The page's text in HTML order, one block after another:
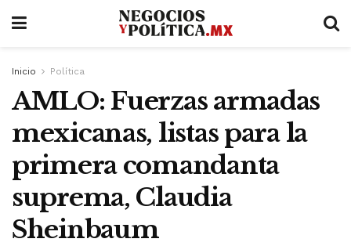
Inicio Política
AMLO: Fuerzas armadas
mexicanas, listas para la
primera comandanta
suprema, Claudia
Sheinbaum